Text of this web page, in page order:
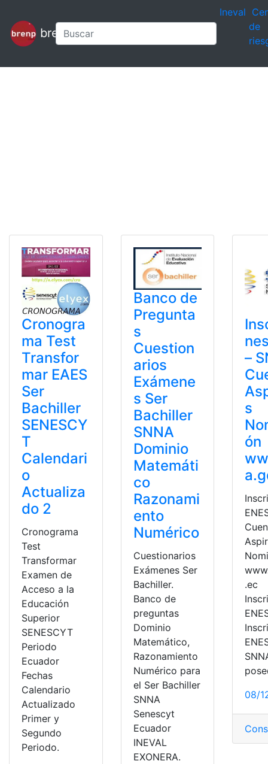
brenp
Ineval
de
Cronogra
ma Test
Transfor
mar EAES
Ser
Bachiller
SENESCY
T
Calendari
o
Actualiza
do 2
Cronograma
Test
Transformar
Examen de
Acceso a la
Educación
Superior
SENESCYT
Periodo
Ecuador
Fechas
Calendario
Actualizado
Primer y
Segundo
Periodo.
Banco de
Pregunta
s
Cuestion
arios
Exámene
s Ser
Bachiller
SNNA
Dominio
Matemáti
co
Razonami
ento
Numérico
Cuestionarios
Exámenes Ser
Bachiller.
Banco de
preguntas
Dominio
Matemático,
Razonamiento
Numérico para
el Ser Bachiller
SNNA
Senescyt
Ecuador
INEVAL
EXONERA.
–
s
ón
.ec
08/